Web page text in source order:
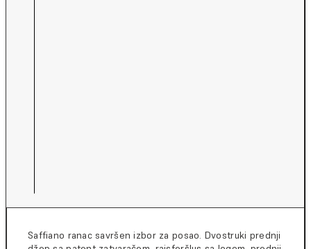
Saffiano ranac savršen izbor za posao. Dvostruki prednji